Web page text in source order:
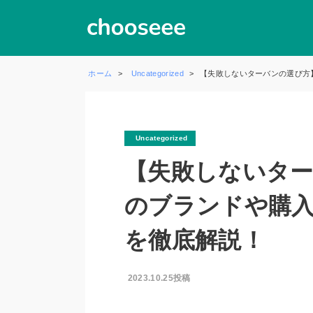
ホーム Uncategorized 【失敗しないターバンの選び
Uncategorized
【失敗しないタ
のブランドや購
を徹底解説！
2023.10.25投稿